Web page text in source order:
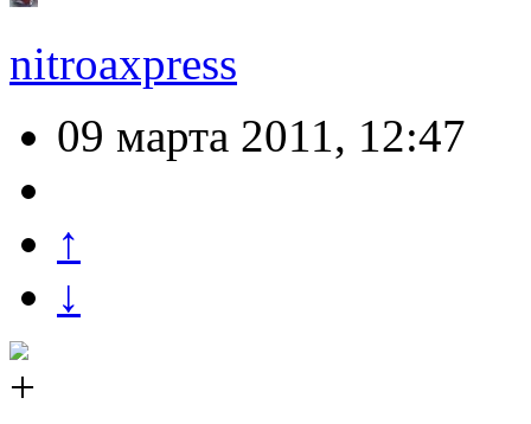
nitroaxpress
09 марта 2011, 12:47
↑
↓